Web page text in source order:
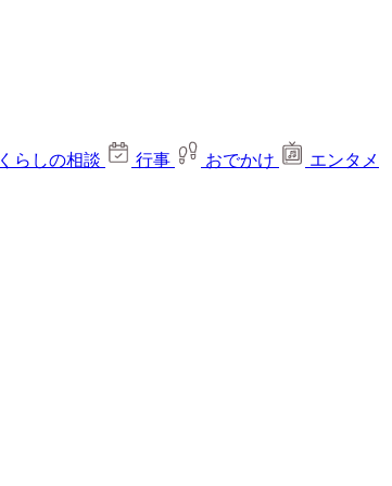
くらしの相談 行事 おでかけ
エンタメ